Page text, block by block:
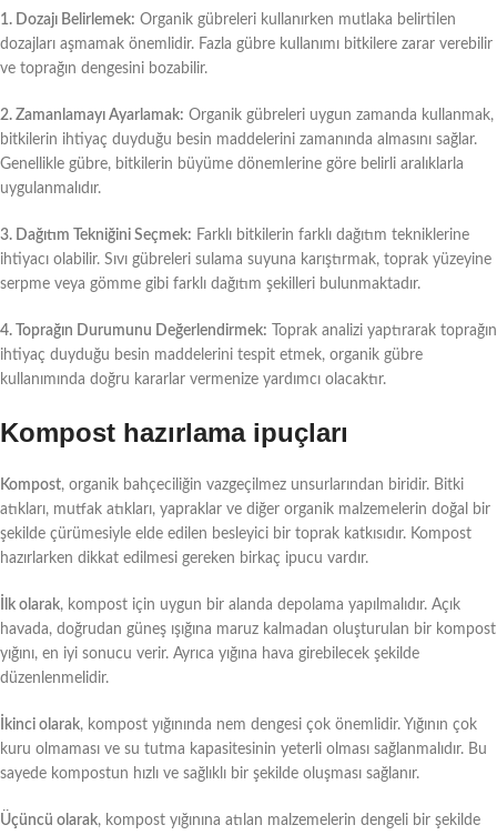
1. Dozajı Belirlemek: Organik gübreleri kullanırken mutlaka belirtilen
dozajları aşmamak önemlidir. Fazla gübre kullanımı bitkilere zarar verebilir
ve toprağın dengesini bozabilir.
2. Zamanlamayı Ayarlamak: Organik gübreleri uygun zamanda kullanmak,
bitkilerin ihtiyaç duyduğu besin maddelerini zamanında almasını sağlar.
Genellikle gübre, bitkilerin büyüme dönemlerine göre belirli aralıklarla
uygulanmalıdır.
3. Dağıtım Tekniğini Seçmek: Farklı bitkilerin farklı dağıtım tekniklerine
ihtiyacı olabilir. Sıvı gübreleri sulama suyuna karıştırmak, toprak yüzeyine
serpme veya gömme gibi farklı dağıtım şekilleri bulunmaktadır.
4. Toprağın Durumunu Değerlendirmek: Toprak analizi yaptırarak toprağın
ihtiyaç duyduğu besin maddelerini tespit etmek, organik gübre
kullanımında doğru kararlar vermenize yardımcı olacaktır.
Kompost hazırlama ipuçları
Kompost, organik bahçeciliğin vazgeçilmez unsurlarından biridir. Bitki
atıkları, mutfak atıkları, yapraklar ve diğer organik malzemelerin doğal bir
şekilde çürümesiyle elde edilen besleyici bir toprak katkısıdır. Kompost
hazırlarken dikkat edilmesi gereken birkaç ipucu vardır.
İlk olarak, kompost için uygun bir alanda depolama yapılmalıdır. Açık
havada, doğrudan güneş ışığına maruz kalmadan oluşturulan bir kompost
yığını, en iyi sonucu verir. Ayrıca yığına hava girebilecek şekilde
düzenlenmelidir.
İkinci olarak, kompost yığınında nem dengesi çok önemlidir. Yığının çok
kuru olmaması ve su tutma kapasitesinin yeterli olması sağlanmalıdır. Bu
sayede kompostun hızlı ve sağlıklı bir şekilde oluşması sağlanır.
Üçüncü olarak, kompost yığınına atılan malzemelerin dengeli bir şekilde